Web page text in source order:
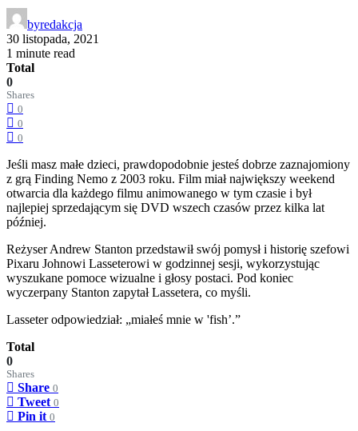
byredakcja
30 listopada, 2021
1 minute read
Total
0
Shares
0
0
0
Jeśli masz małe dzieci, prawdopodobnie jesteś dobrze zaznajomiony
z grą Finding Nemo z 2003 roku. Film miał największy weekend
otwarcia dla każdego filmu animowanego w tym czasie i był
najlepiej sprzedającym się DVD wszech czasów przez kilka lat
później.
Reżyser Andrew Stanton przedstawił swój pomysł i historię szefowi
Pixaru Johnowi Lasseterowi w godzinnej sesji, wykorzystując
wyszukane pomoce wizualne i głosy postaci. Pod koniec
wyczerpany Stanton zapytał Lassetera, co myśli.
Lasseter odpowiedział: „miałeś mnie w 'fish’.”
Total
0
Shares
Share 0
Tweet 0
Pin it 0